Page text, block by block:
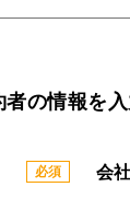
者の情報を入
会